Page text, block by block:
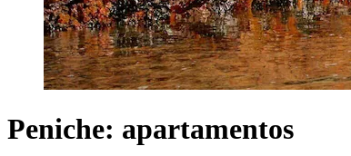
Peniche: apartamentos